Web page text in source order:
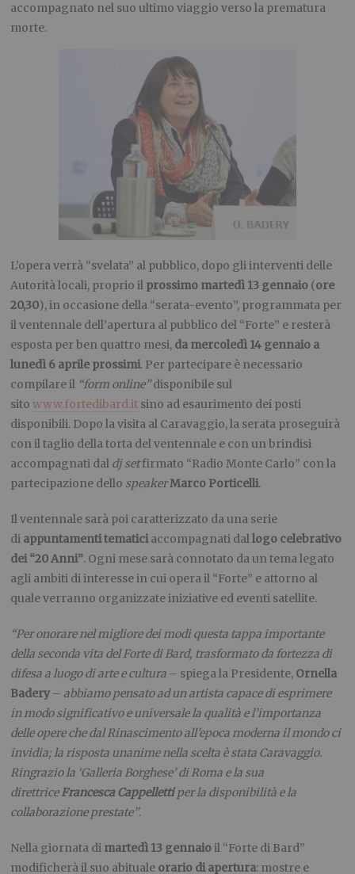
accompagnato nel suo ultimo viaggio verso la prematura
morte.
L’opera verrà “svelata” al pubblico, dopo gli interventi delle
Autorità locali, proprio il prossimo martedì 13 gennaio (ore
20,30), in occasione della “serata-evento”, programmata per
il ventennale dell’apertura al pubblico del “Forte” e resterà
esposta per ben quattro mesi, da mercoledì 14 gennaio a
lunedì 6 aprile prossimi. Per partecipare è necessario
compilare il “form online”disponibile sul
sitowww.fortedibard.it sino ad esaurimento dei posti
disponibili. Dopo la visita al Caravaggio, la serata proseguirà
con il taglio della torta del ventennale e con un brindisi
accompagnati dal dj setfirmato “Radio Monte Carlo” con la
partecipazione dello speakerMarco Porticelli.
Il ventennale sarà poi caratterizzato da una serie
di appuntamenti tematiciaccompagnati dallogo celebrativo
dei “20 Anni”. Ogni mese sarà connotato da un tema legato
agli ambiti di interesse in cui opera il “Forte” e attorno al
quale verranno organizzate iniziative ed eventi satellite.
“Per onorare nel migliore dei modi questa tappa importante
della seconda vita del Forte di Bard, trasformato da fortezza di
difesa a luogo di arte e cultura – spiega la Presidente, Ornella
Badery – abbiamo pensato ad un artista capace di esprimere
in modo significativo e universale la qualità e l’importanza
delle opere che dal Rinascimento all’epoca moderna il mondo ci
invidia; la risposta unanime nella scelta è stata Caravaggio.
Ringrazio la ‘Galleria Borghese’ di Roma e la sua
direttriceFrancesca Cappellettiper la disponibilità e la
collaborazione prestate”.
Nella giornata di martedì 13 gennaioil “Forte di Bard”
modificherà il suo abituale orario di apertura: mostre e